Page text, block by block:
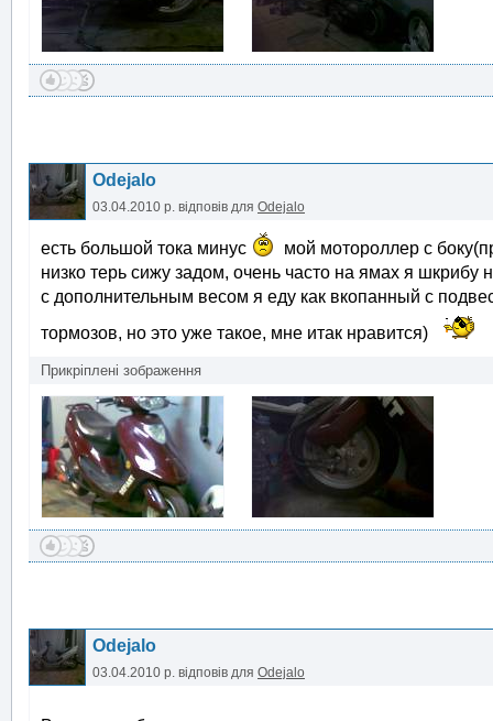
Odejalo
03.04.2010 р. відповів для Odejalo
есть большой тока минус
мой мотороллер с
низко терь сижу задом, очень часто на ямах я шкрибу
с дополнительным весом я еду как вкопанный с
тормозов, но это уже такое, мне итак нравится)
Прикріплені зображення
Odejalo
03.04.2010 р. відповів для Odejalo